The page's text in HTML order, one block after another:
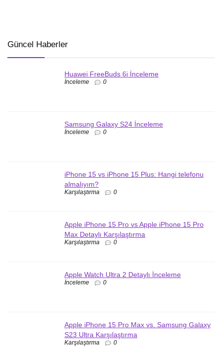
Güncel Haberler
Huawei FreeBuds 6i İnceleme
İnceleme 0
Samsung Galaxy S24 İnceleme
İnceleme 0
iPhone 15 vs iPhone 15 Plus: Hangi telefonu
almalıyım?
Karşılaştırma 0
Apple iPhone 15 Pro vs Apple iPhone 15 Pro
Max Detaylı Karşılaştırma
Karşılaştırma 0
Apple Watch Ultra 2 Detaylı İnceleme
İnceleme 0
Apple iPhone 15 Pro Max vs. Samsung Galaxy
S23 Ultra Karşılaştırma
Karşılaştırma 0